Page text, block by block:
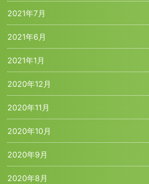
2021年7月
2021年6月
2021年1月
2020年12月
2020年11月
2020年10月
2020年9月
2020年8月